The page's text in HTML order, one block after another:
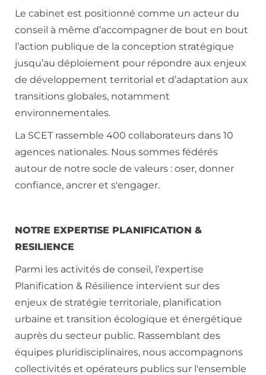
Le cabinet est positionné comme un acteur du
conseil à même d’accompagner de bout en bout
l’action publique de la conception stratégique
jusqu’au déploiement pour répondre aux enjeux
de développement territorial et d’adaptation aux
transitions globales, notamment
environnementales.
La SCET rassemble 400 collaborateurs dans 10
agences nationales. Nous sommes fédérés
autour de notre socle de valeurs : oser, donner
confiance, ancrer et s'engager.
NOTRE EXPERTISE PLANIFICATION &
RESILIENCE
Parmi les activités de conseil, l’expertise
Planification & Résilience intervient sur des
enjeux de stratégie territoriale, planification
urbaine et transition écologique et énergétique
auprès du secteur public. Rassemblant des
équipes pluridisciplinaires, nous accompagnons
collectivités et opérateurs publics sur l'ensemble